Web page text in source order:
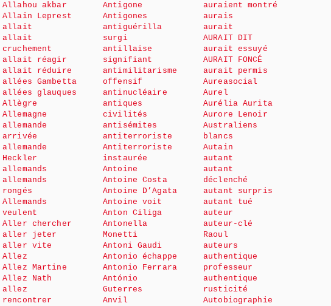
Allahou akbar
Allain Leprest
allait
allait
cruchement
allait réagir
allait réduire
allées Gambetta
allées glauques
Allègre
Allemagne
allemande
arrivée
allemande
Heckler
allemands
allemands
rongés
Allemands
veulent
Aller chercher
aller jeter
aller vite
Allez
Allez Martine
Allez Nath
allez
rencontrer
Antigone
Antigones
antiguérilla
surgi
antillaise
signifiant
antimilitarisme
offensif
antinucléaire
antiques
civilités
antisémites
antiterroriste
Antiterroriste
instaurée
Antoine
Antoine Costa
Antoine D’Agata
Antoine voit
Anton Ciliga
Antonella
Monetti
Antoni Gaudi
Antonio échappe
Antonio Ferrara
António
Guterres
Anvil
auraient montré
aurais
aurait
AURAIT DIT
aurait essuyé
AURAIT FONCÉ
aurait permis
Aureasocial
Aurel
Aurélia Aurita
Aurore Lenoir
Australiens
blancs
Autain
autant
autant
déclenché
autant surpris
autant tué
auteur
auteur-clé
Raoul
auteurs
authentique
professeur
authentique
rusticité
Autobiographie